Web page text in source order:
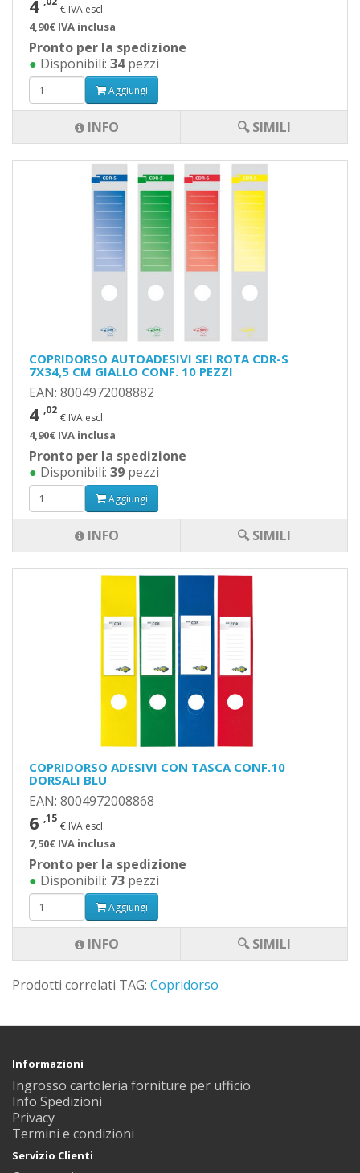
COPRIDORSO ADESIVI CON TASCA CONF.10
DORSALI BLU
EAN: 8004972008868
6 ,15
€ IVA escl.
7,50€ IVA inclusa
Pronto per la spedizione
● Disponibili: 73 pezzi
Aggiungi
INFO 🔍 SIMILI
4 € IVA escl.
4,90€ IVA inclusa
Pronto per la spedizione
● Disponibili: 34pezzi
Aggiungi
INFO 🔍 SIMILI
COPRIDORSO AUTOADESIVI SEI ROTA CDR-S
7X34,5 CM GIALLO CONF. 10 PEZZI
EAN: 8004972008882
4 ,02
€ IVA escl.
4,90€ IVA inclusa
Pronto per la spedizione
● Disponibili: 39 pezzi
Aggiungi
INFO 🔍 SIMILI
Prodotti correlati TAG: Copridorso
Informazioni
Ingrosso cartoleria forniture per ufficio
Info Spedizioni
Privacy
Termini e condizioni
Servizio Clienti